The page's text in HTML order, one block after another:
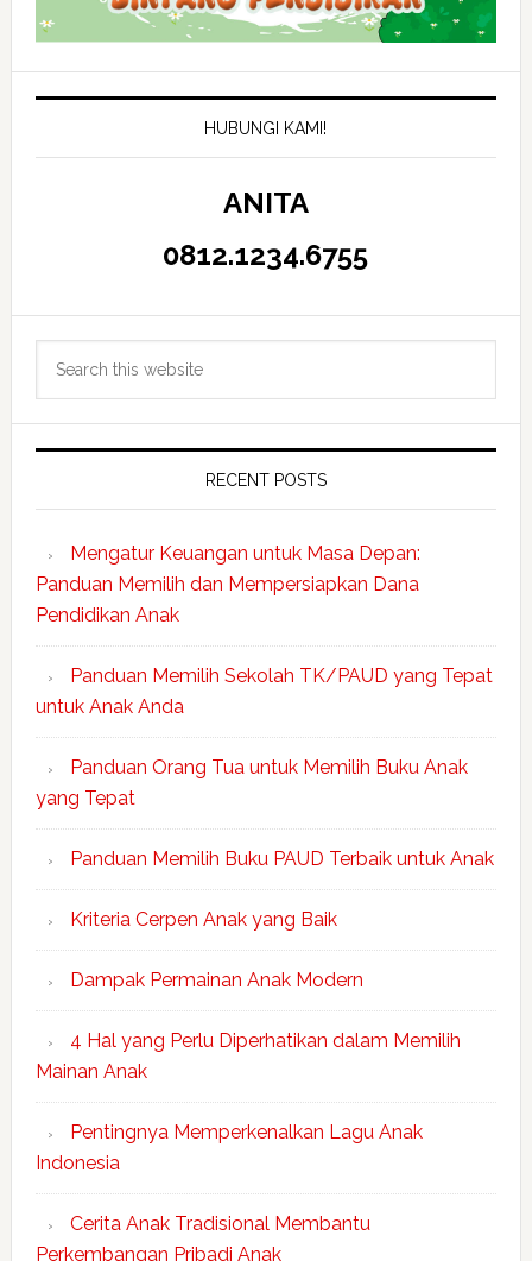
HUBUNGI KAMI!
ANITA
0812.1234.6755
RECENT POSTS
Mengatur Keuangan untuk Masa Depan:
Panduan Memilih dan Mempersiapkan Dana
Pendidikan Anak
Panduan Memilih Sekolah TK/PAUD yang Tepat
untuk Anak Anda
Panduan Orang Tua untuk Memilih Buku Anak
yang Tepat
Panduan Memilih Buku PAUD Terbaik untuk Anak
Kriteria Cerpen Anak yang Baik
Dampak Permainan Anak Modern
4 Hal yang Perlu Diperhatikan dalam Memilih
Mainan Anak
Pentingnya Memperkenalkan Lagu Anak
Indonesia
Cerita Anak Tradisional Membantu
Perkembangan Pribadi Anak